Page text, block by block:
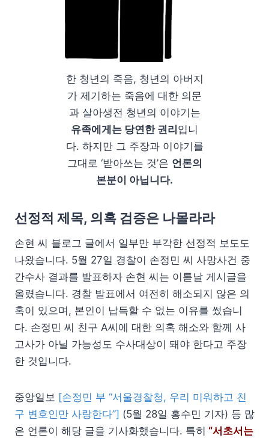
한 청년의 죽음, 청년의 아버지
가 제기하는 죽음에 대한 의문
과 살아생전 청년의 이야기는
유족에게는 당연한 권리 입니
다. 하지만 그 주장과 이야기를
그대로 ‘받아쓰는 것’은 언론의
본분이 아닙니다.
선정적 제목, 의혹 검증은 나몰라라
손현 씨 블로그 글에서 일부만 부각한 선정적 보도도
나왔습니다. 5월 27일 경찰이 손정민 씨 사망사건 중
간수사 결과를 발표하자 손현 씨는 이튿날 게시글을
올렸습니다. 경찰 발표에서 여전히 해소되지 않은 의
혹이 있으며, 본인이 납득할 수 없는 이유를 썼습니
다. 손정민 씨 친구 A씨에 대한 의혹 해소와 함께 사
고사가 아닐 가능성도 수사대상이 돼야 한다고 주장
한 것입니다.
중앙일보 [손정민 부 “서울경찰청, 우리 미워하고 친
구 변호인만 사랑한다”] (5월 28일 홍수민 기자) 등 많
은 언론이 해당 글을 기사화했습니다. 특히 “서초서는